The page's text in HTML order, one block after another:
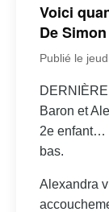
Voici
De
Publié le
Baron et
2e enfant…
bas.
Alexandra